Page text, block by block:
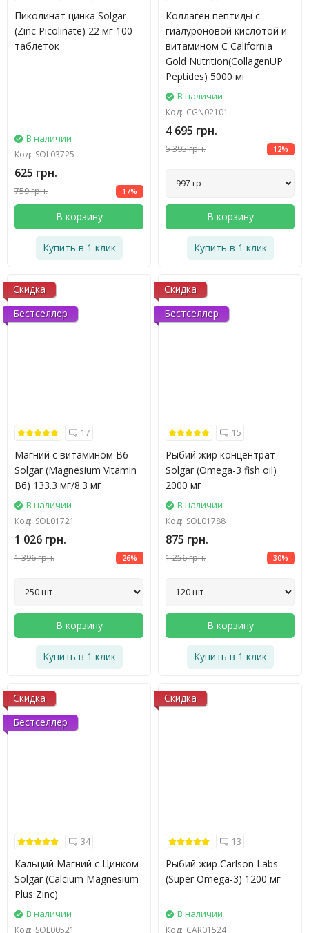
Пиколинат цинка Solgar
(Zinc Picolinate) 22 мг 100
таблеток
В наличии
Код: SOL03725
625 грн.
759 грн. 17%
В корзину
Купить в 1 клик
Коллаген пептиды с
гиалуроновой кислотой и
витамином C California
Gold Nutrition(CollagenUP
Peptides) 5000 мг
В наличии
Код: CGN02101
4 695 грн.
5 395 грн. 12%
В корзину
Купить в 1 клик
Скидка
Бестселлер
17
Магний с витамином В6
Solgar (Magnesium Vitamin
B6) 133.3 мг/8.3 мг
В наличии
Код: SOL01721
1 026 грн.
1 396 грн. 26%
В корзину
Купить в 1 клик
Скидка
Бестселлер
15
Рыбий жир концентрат
Solgar (Omega-3 fish oil)
2000 мг
В наличии
Код: SOL01788
875 грн.
1 256 грн. 30%
В корзину
Купить в 1 клик
Скидка
Бестселлер
34
Кальций Магний с Цинком
Solgar (Calcium Magnesium
Plus Zinc)
В наличии
Код: SOL00521
Скидка
13
Рыбий жир Carlson Labs
(Super Omega-3) 1200 мг
В наличии
Код: CAR01524